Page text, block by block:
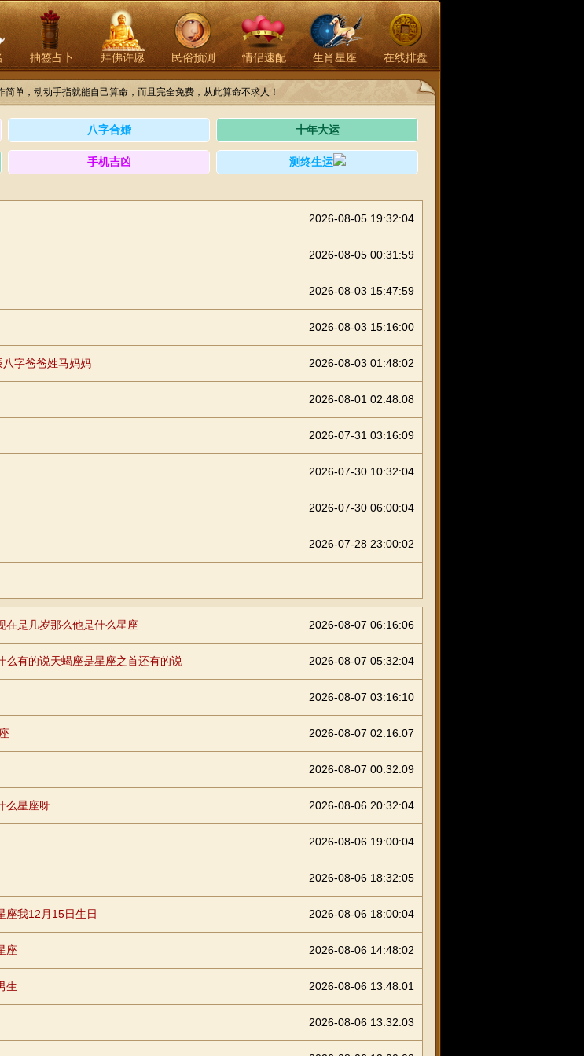
抽签占卜 拜佛许愿 民俗预测 情侣速配 生肖星座 在线排盘
单，动动手指就能自己算命，而且完全免费，从此算命不求人！
八字合婚 十年大运
手机吉凶
测终生运
2026-08-05 19:32:04
2026-08-05 00:31:59
2026-08-03 15:47:59
2026-08-03 15:16:00
字爸爸姓马妈妈 2026-08-03 01:48:02
2026-08-01 02:48:08
2026-07-31 03:16:09
2026-07-30 10:32:04
2026-07-30 06:00:04
2026-07-28 23:00:02
在是几岁那么他是什么星座 2026-08-07 06:16:06
么有的说天蝎座是星座之首还有的说 2026-08-07 05:32:04
2026-08-07 03:16:10
2026-08-07 02:16:07
2026-08-07 00:32:09
么星座呀 2026-08-06 20:32:04
2026-08-06 19:00:04
2026-08-06 18:32:05
座我12月15日生日 2026-08-06 18:00:04
座 2026-08-06 14:48:02
生 2026-08-06 13:48:01
2026-08-06 13:32:03